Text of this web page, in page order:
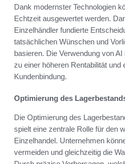
Dank modernster Technologien
Echtzeit ausgewertet werden.
Einzelhändler fundierte
tatsächlichen Wünschen und
basieren. Die Verwendung von
zu einer höheren Rentabilität und
Kundenbindung.
Optimierung des
Die Optimierung des
spielt eine zentrale Rolle für den
Einzelhandel. Unternehmen
vermeiden und gleichzeitig die